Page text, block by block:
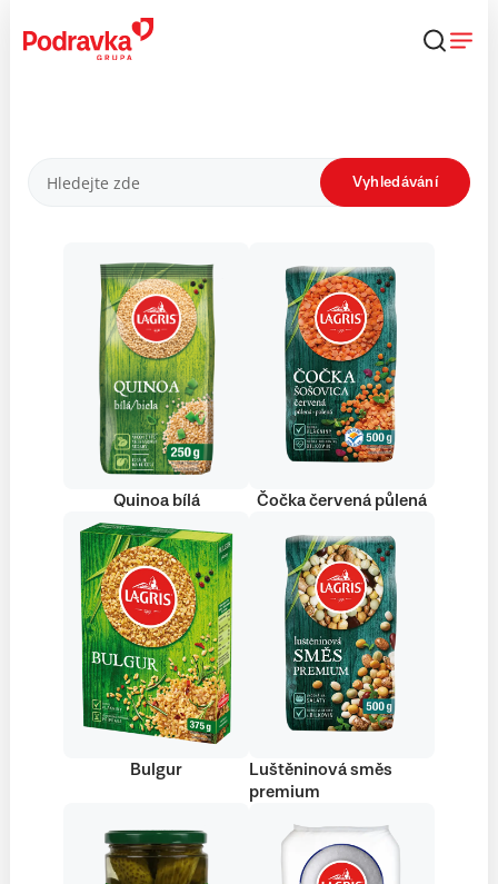
obsahu
Produkty Vyhledávání
Quinoa bílá Čočka červená půlená
Bulgur
Luštěninová směs
premium